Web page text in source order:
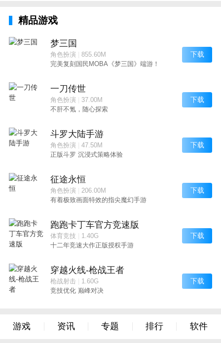
精品游戏
梦三国
角色扮演| 855.60M
完美复刻国民MOBA《梦三国》端游！
下载
一刀传世
角色扮演| 37.00M
不肝不氪，随心探索
下载
斗罗大陆手游
角色扮演| 47.50M
正版斗罗 沉浸式策略体验
下载
征途永恒
角色扮演| 206.00M
有着极致画面特效的指尖魔幻手游
下载
跑跑卡丁车官方竞速版
体育竞技
1.40G
十二年竞速大作正版授权手游
下载
穿越火线-枪战王者
枪战射击
1.60G
竞技优化 巅峰对决
下载
游戏 资讯 专题 排行 软件